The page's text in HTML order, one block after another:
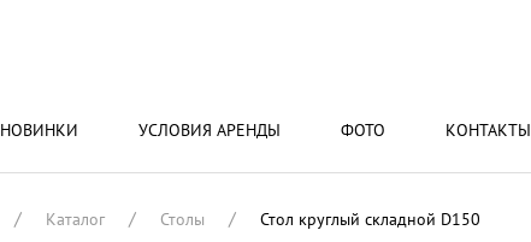
НОВИНКИ УСЛОВИЯ АРЕНДЫ ФОТО КОНТАКТЫ
Каталог Столы Стол круглый складной D150